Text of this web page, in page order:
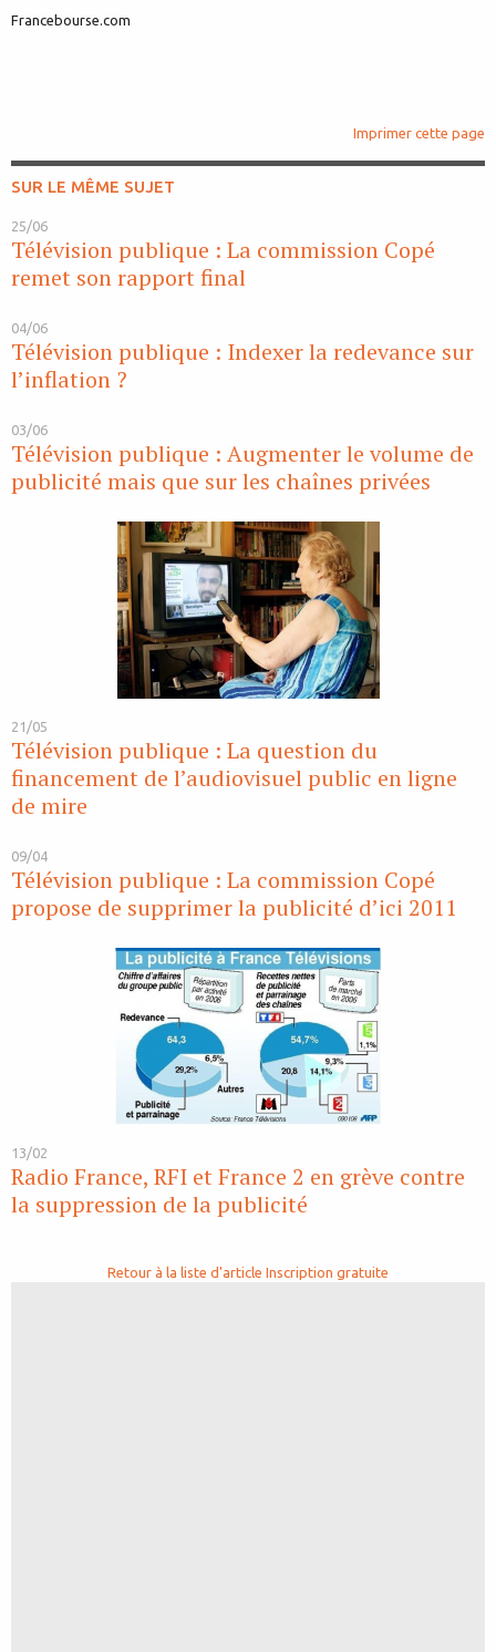
Francebourse.com
Imprimer cette page
SUR LE MÊME SUJET
25/06
Télévision publique : La commission Copé
remet son rapport final
04/06
Télévision publique : Indexer la redevance sur
l’inflation ?
03/06
Télévision publique : Augmenter le volume de
publicité mais que sur les chaînes privées
21/05
Télévision publique : La question du
financement de l’audiovisuel public en ligne
de mire
09/04
Télévision publique : La commission Copé
propose de supprimer la publicité d’ici 2011
13/02
Radio France, RFI et France 2 en grève contre
la suppression de la publicité
Retour à la liste d'article Inscription gratuite